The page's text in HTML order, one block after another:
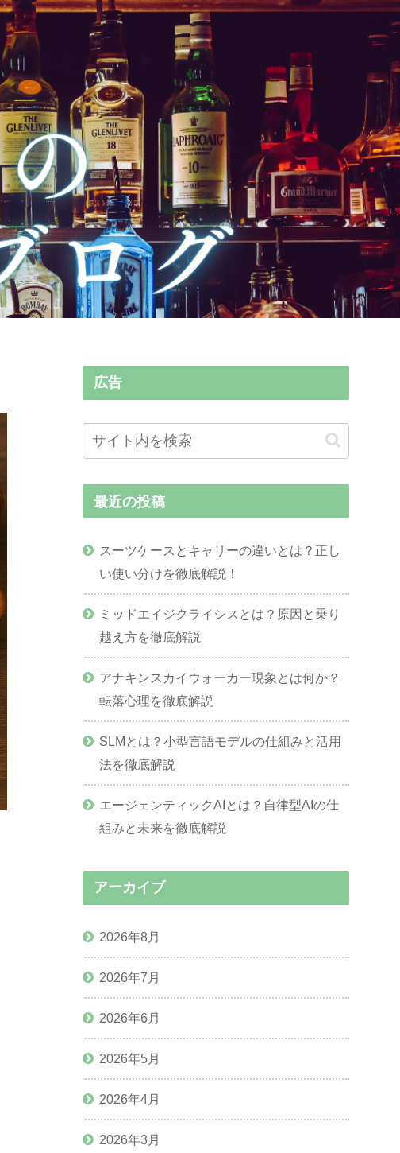
広告
最近の投稿
スーツケースとキャリーの違いとは？正し
い使い分けを徹底解説！
ミッドエイジクライシスとは？原因と乗り
越え方を徹底解説
アナキンスカイウォーカー現象とは何か？
転落心理を徹底解説
SLMとは？小型言語モデルの仕組みと活用
法を徹底解説
エージェンティックAIとは？自律型AIの仕
組みと未来を徹底解説
アーカイブ
2026年8月
2026年7月
2026年6月
2026年5月
2026年4月
2026年3月